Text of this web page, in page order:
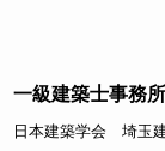
一級建築士事務
日本建築学会 埼玉